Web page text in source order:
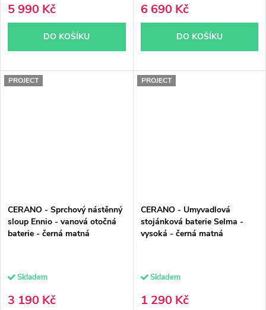
5 990 Kč
DO KOŠÍKU
6 690 Kč
DO KOŠÍKU
PROJECT
CERANO - Sprchový nástěnný
sloup Ennio - vanová otočná
baterie - černá matná
Skladem
3 190 Kč
PROJECT
CERANO - Umyvadlová
stojánková baterie Selma -
vysoká - černá matná
Skladem
1 290 Kč